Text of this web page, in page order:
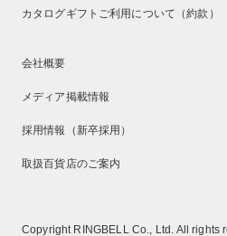
カタログギフトご利用について（約款）
会社概要
メディア掲載情報
採用情報（新卒採用）
取扱百貨店のご案内
Copyright RINGBELL Co., Ltd. All rights